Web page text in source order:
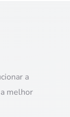
a
melhor